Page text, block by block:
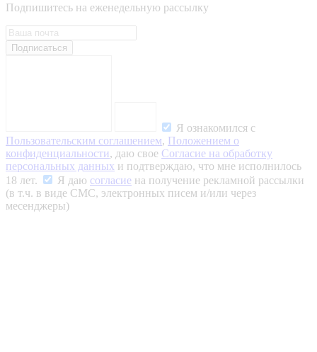
Подпишитесь на еженедельную рассылку
Подписаться
Я ознакомился с
Пользовательским соглашением, Положением о
конфиденциальности, даю свое Согласие на обработку
персональных данных и подтверждаю, что мне исполнилось
18 лет.
Я даю согласие на получение рекламной рассылки
(в т.ч. в виде СМС, электронных писем и/или через
месенджеры)